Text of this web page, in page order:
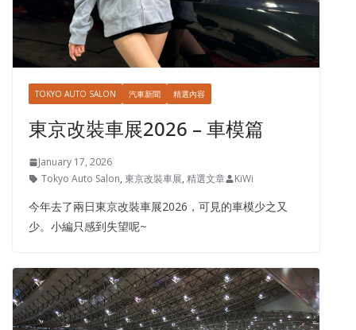
TOKYO AUTO SALON 汽車新聞 精選內容
東京改裝車展2026 – 車模篇
January 17, 2026
Tokyo Auto Salon, 東京改裝車展, 精選文章 KiWi
今年去了兩日東京改裝車展2026，可見的車模少之又
少。小編只感到失望呢~